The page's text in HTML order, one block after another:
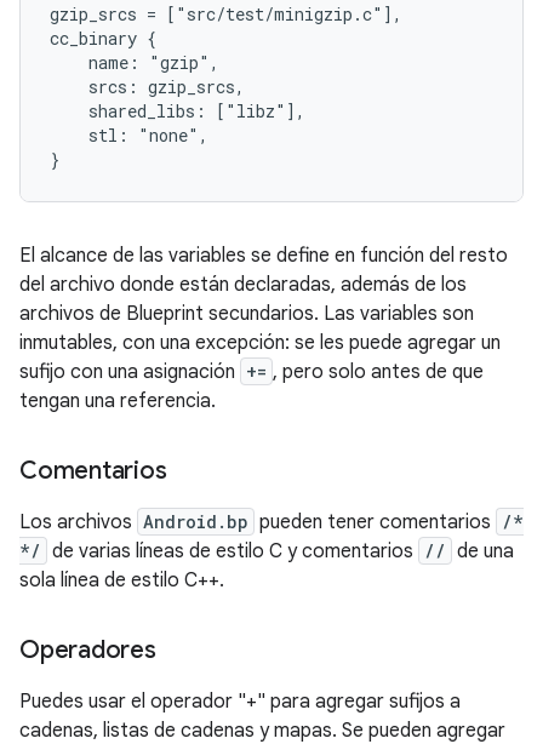
gzip_srcs = ["src/test/minigzip.c"],
cc_binary {
    name: "gzip",
    srcs: gzip_srcs,
    shared_libs: ["libz"],
    stl: "none",
El alcance de las variables se define en función del resto
del archivo donde están declaradas, además de los
archivos de Blueprint secundarios. Las variables son
inmutables, con una excepción: se les puede agregar un
sufijo con una asignación += , pero solo antes de que
tengan una referencia.
Comentarios
Los archivos Android.bp pueden tener comentarios
/*
*/ de varias líneas de estilo C y comentarios // de una
sola línea de estilo C++.
Operadores
Puedes usar el operador "+" para agregar sufijos a
cadenas, listas de cadenas y mapas. Se pueden agregar